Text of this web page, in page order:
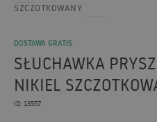
SZCZOTKOWANY
DOSTAWA GRATIS
SŁUCHAWKA
NIKIEL
ID: 13557